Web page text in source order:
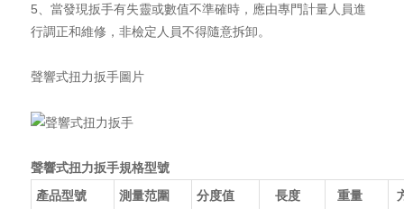
5、當發現扳手有失靈或數值不準確時，應由專門計量人員進
行調正和維修，非檢定人員不得隨意拆卸。
聲響式扭力扳手圖片
聲響式扭力扳手規格型號
產品型號
測量范圍
分度值
長度
重量